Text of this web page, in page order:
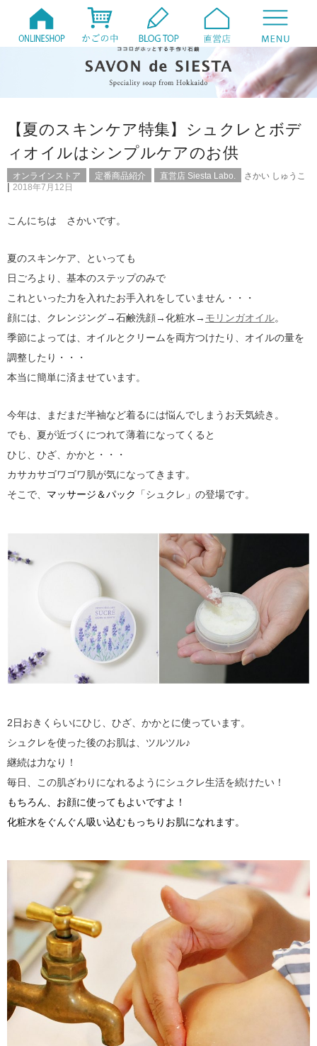
【夏のスキンケア特集】シュクレとボデ
ィオイルはシンプルケアのお供
オンラインストア 定番商品紹介 直営店 Siesta Labo. さかい しゅうこ
| 2018年7月12日
こんにちは さかいです。
夏のスキンケア、といっても
日ごろより、基本のステップのみで
これといった力を入れたお手入れをしていません・・・
顔には、クレンジング→石鹸洗顔→化粧水→ モリンガオイル。
季節によっては、オイルとクリームを両方つけたり、オイルの量を
調整したり・・・
本当に簡単に済ませています。
今年は、まだまだ半袖など着るには悩んでしまうお天気続き。
でも、夏が近づくにつれて薄着になってくると
ひじ、ひざ、かかと・・・
カサカサゴワゴワ肌が気になってきます。
そこで、 マッサージ＆パック 「シュクレ」の登場です。
2日おきくらいにひじ、ひざ、かかとに使っています。
シュクレを使った後のお肌は、ツルツル♪
継続は力なり！
毎日、この肌ざわりになれるようにシュクレ生活を続けたい！
もちろん、お顔に使ってもよいですよ！
化粧水をぐんぐん吸い込むもっちりお肌になれます。